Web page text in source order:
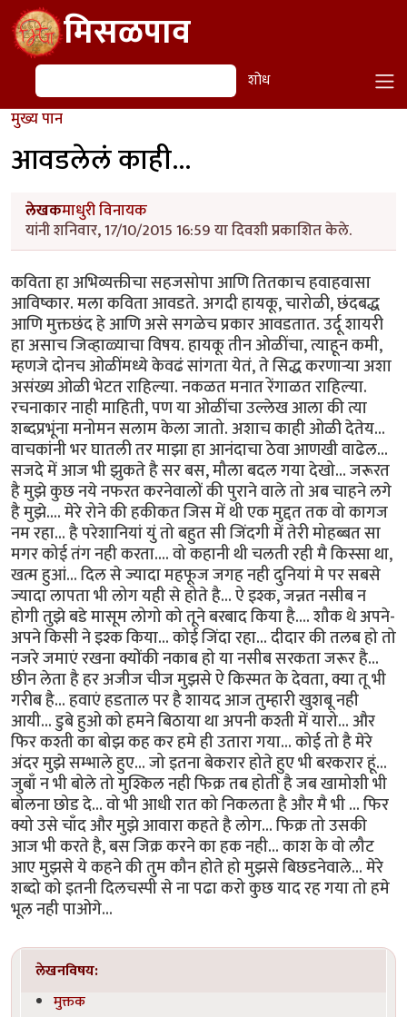
Skip to main contentमिसळपाव
शोध शोध
मुख्य पान
आवडलेलं काही...
लेखकमाधुरी विनायक
यांनी शनिवार, 17/10/2015 16:59 या दिवशी प्रकाशित केले.
कविता हा अभिव्यक्तीचा सहजसोपा आणि तितकाच हवाहवासा
आविष्कार. मला कविता आवडते. अगदी हायकू, चारोळी, छंदबद्ध
आणि मुक्तछंद हे आणि असे सगळेच प्रकार आवडतात. उर्दू शायरी
हा असाच जिव्हाळ्याचा विषय. हायकू तीन ओळींचा, त्याहून कमी,
म्हणजे दोनच ओळींमध्ये केवढं सांगता येतं, ते सिद्ध करणाऱ्या अशा
असंख्य ओळी भेटत राहिल्या. नकळत मनात रेंगाळत राहिल्या.
रचनाकार नाही माहिती, पण या ओळींचा उल्लेख आला की त्या
शब्दप्रभूंना मनोमन सलाम केला जातो. अशाच काही ओळी देतेय...
वाचकांनी भर घातली तर माझा हा आनंदाचा ठेवा आणखी वाढेल...
सजदे में आज भी झुकते है सर बस, मौला बदल गया देखो... जरूरत
है मुझे कुछ नये नफरत करनेवालों की पुराने वाले तो अब चाहने लगे
है मुझे.... मेरे रोने की हकीकत जिस में थी एक मुद्दत तक वो कागज
नम रहा... है परेशानियां युं तो बहुत सी जिंदगी में तेरी मोहब्बत सा
मगर कोई तंग नही करता.... वो कहानी थी चलती रही मै किस्सा था,
खत्म हुआं... दिल से ज्यादा महफूज जगह नही दुनियां मे पर सबसे
ज्यादा लापता भी लोग यही से होते है... ऐ इश्क, जन्नत नसीब न
होगी तुझे बडे मासूम लोगो को तूने बरबाद किया है.... शौक थे अपने-
अपने किसी ने इश्क किया... कोई जिंदा रहा... दीदार की तलब हो तो
नजरे जमाएं रखना क्योंकी नकाब हो या नसीब सरकता जरूर है...
छीन लेता है हर अजीज चीज मुझसे ऐ किस्मत के देवता, क्या तू भी
गरीब है... हवाएं हडताल पर है शायद आज तुम्हारी खुशबू नही
आयी... डुबे हुओ को हमने बिठाया था अपनी कश्ती में यारो... और
फिर कश्ती का बोझ कह कर हमे ही उतारा गया... कोई तो है मेरे
अंदर मुझे सम्भाले हुए... जो इतना बेकरार होते हुए भी बरकरार हूं...
जुबाँ न भी बोले तो मुश्किल नही फिक्र तब होती है जब खामोशी भी
बोलना छोड दे... वो भी आधी रात को निकलता है और मै भी ... फिर
क्यो उसे चाँद और मुझे आवारा कहते है लोग... फिक्र तो उसकी
आज भी करते है, बस जिक्र करने का हक नही... काश के वो लौट
आए मुझसे ये कहने की तुम कौन होते हो मुझसे बिछडनेवाले... मेरे
शब्दो को इतनी दिलचस्पी से ना पढा करो कुछ याद रह गया तो हमे
भूल नही पाओगे...
लेखनविषय:
मुक्तक